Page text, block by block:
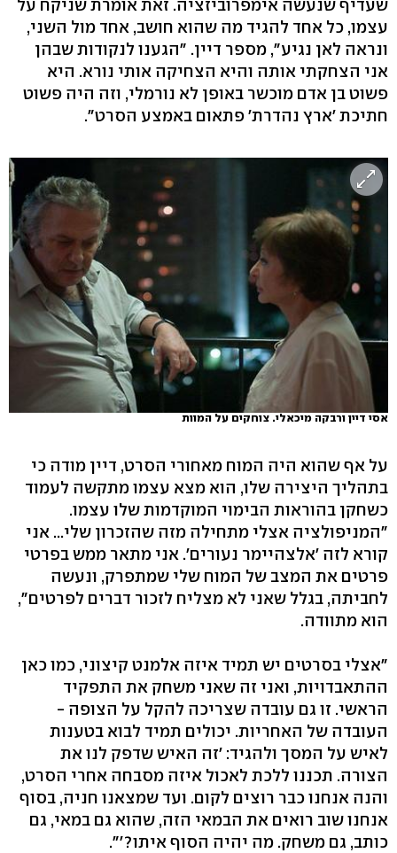
שעדיף שנעשה אימפרוביזציה. זאת אומרת שניקח על
עצמו, כל אחד להגיד מה שהוא חושב, אחד מול השני,
ונראה לאן נגיע", מספר דיין. "הגענו לנקודות שבהן
אני הצחקתי אותה והיא הצחיקה אותי נורא. היא
פשוט בן אדם מוכשר באופן לא נורמלי, וזה היה פשוט
חתיכת 'ארץ נהדרת' פתאום באמצע הסרט".
אסי דיין ורבקה מיכאלי. צוחקים על המוות
על אף שהוא היה המוח מאחורי הסרט, דיין מודה כי
בתהליך היצירה שלו, הוא מצא עצמו מתקשה לעמוד
כשחקן בהוראות הבימוי המוקדמות שלו עצמו.
"המניפולציה אצלי מתחילה מזה שהזכרון שלי... אני
קורא לזה 'אלצהיימר נעורים'. אני מתאר ממש בפרטי
פרטים את המצב של המוח שלי שמתפרק, ונעשה
לחביתה, בגלל שאני לא מצליח לזכור דברים לפרטים",
הוא מתוודה.
"אצלי בסרטים יש תמיד איזה אלמנט קיצוני, כמו כאן
ההתאבדויות, ואני זה שאני משחק את התפקיד
הראשי. זו גם עובדה שצריכה להקל על הצופה -
העובדה של האחריות. יכולים תמיד לבוא בטענות
לאיש על המסך ולהגיד: 'זה האיש שדפק לנו את
הצורה. תכננו ללכת לאכול איזה מסבחה אחרי הסרט,
והנה אנחנו כבר רוצים לקום. ועד שמצאנו חניה, בסוף
אנחנו שוב רואים את הבמאי הזה, שהוא גם במאי, גם
כותב, גם משחק. מה יהיה הסוף איתו?'".